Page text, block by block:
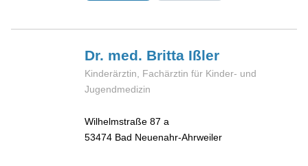
Dr. med. Britta Ißler
Kinderärztin, Fachärztin für Kinder- und
Jugendmedizin
Wilhelmstraße 87 a
53474 Bad Neuenahr-Ahrweiler